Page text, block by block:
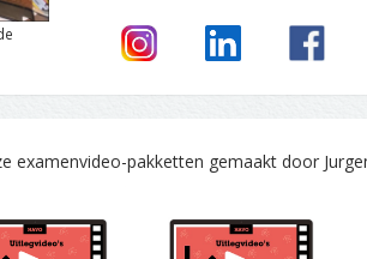
examenvideo-pakketten gemaakt door